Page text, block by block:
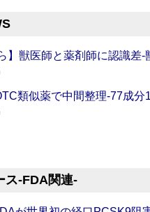
】獣医師と薬剤師に認識差
類似薬で中間整理‐77成
‐FDA関連‐